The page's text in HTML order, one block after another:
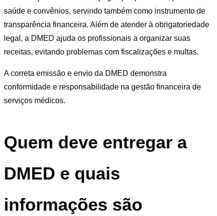
saúde e convênios, servindo também como instrumento de
transparência financeira. Além de atender à obrigatoriedade
legal, a DMED ajuda os profissionais a organizar suas
receitas, evitando problemas com fiscalizações e multas.
A correta emissão e envio da DMED demonstra
conformidade e responsabilidade na gestão financeira de
serviços médicos.
Quem deve entregar a
DMED e quais
informações são